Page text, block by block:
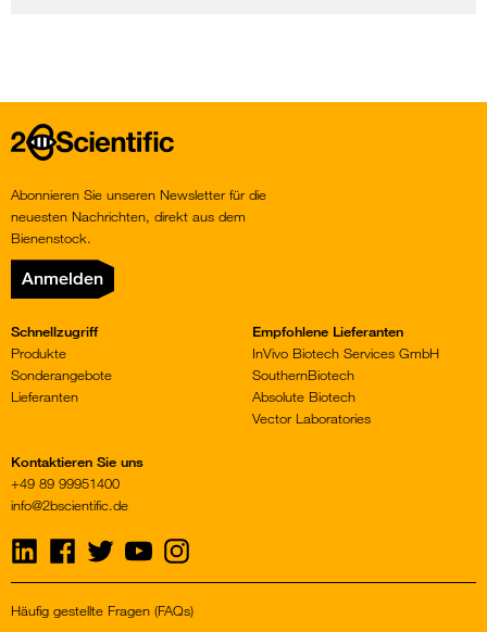
Home
Abonnieren Sie unseren Newsletter für die
neuesten Nachrichten, direkt aus dem
Bienenstock.
Anmelden
Schnellzugriff
Produkte
Sonderangebote
Lieferanten
Empfohlene Lieferanten
InVivo Biotech Services GmbH
SouthernBiotech
Absolute Biotech
Vector Laboratories
Kontaktieren Sie uns
+49 89 99951400
info@2bscientific.de
Visit
us
on
Visit
on
Visit
us
on
Visit
us
on
Visit
us
on
Häufig gestellte Fragen (FAQs)